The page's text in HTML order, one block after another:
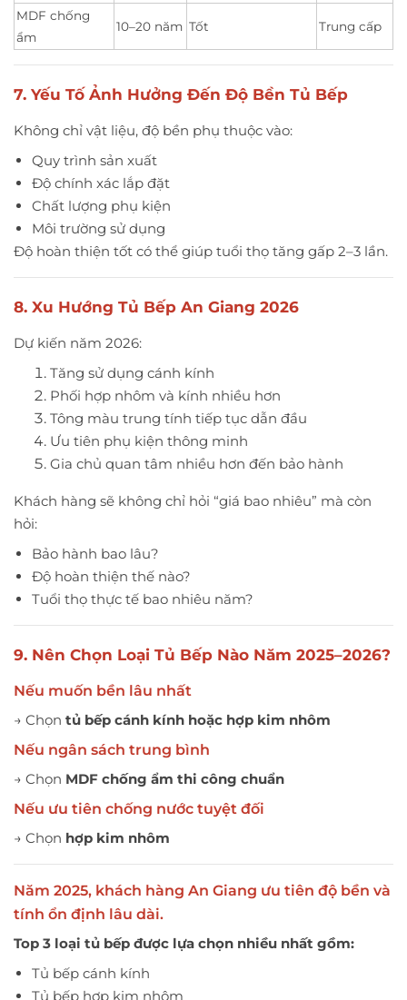
MDF chống
ẩm
10–20 năm Tốt Trung cấp
7. Yếu Tố Ảnh Hưởng Đến Độ Bền Tủ Bếp
Không chỉ vật liệu, độ bền phụ thuộc vào:
Quy trình sản xuất
Độ chính xác lắp đặt
Chất lượng phụ kiện
Môi trường sử dụng
Độ hoàn thiện tốt có thể giúp tuổi thọ tăng gấp 2–3 lần.
8. Xu Hướng Tủ Bếp An Giang 2026
Dự kiến năm 2026:
Tăng sử dụng cánh kính
Phối hợp nhôm và kính nhiều hơn
Tông màu trung tính tiếp tục dẫn đầu
Ưu tiên phụ kiện thông minh
Gia chủ quan tâm nhiều hơn đến bảo hành
Khách hàng sẽ không chỉ hỏi “giá bao nhiêu” mà còn
hỏi:
Bảo hành bao lâu?
Độ hoàn thiện thế nào?
Tuổi thọ thực tế bao nhiêu năm?
9. Nên Chọn Loại Tủ Bếp Nào Năm 2025–2026?
Nếu muốn bền lâu nhất
→ Chọn tủ bếp cánh kính hoặc hợp kim nhôm
Nếu ngân sách trung bình
→ Chọn MDF chống ẩm thi công chuẩn
Nếu ưu tiên chống nước tuyệt đối
→ Chọn hợp kim nhôm
Năm 2025, khách hàng An Giang ưu tiên độ bền và
tính ổn định lâu dài.
Top 3 loại tủ bếp được lựa chọn nhiều nhất gồm:
Tủ bếp cánh kính
Tủ bếp hợp kim nhôm